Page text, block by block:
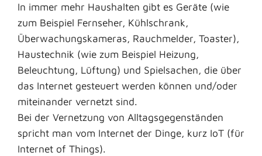
In immer mehr Haushalten gibt es Geräte (wie
zum Beispiel Fernseher, Kühlschrank,
Überwachungskameras, Rauchmelder, Toaster),
Haustechnik (wie zum Beispiel Heizung,
Beleuchtung, Lüftung) und Spielsachen, die über
das Internet gesteuert werden können und/oder
miteinander vernetzt sind.
Bei der Vernetzung von Alltagsgegenständen
spricht man vom Internet der Dinge, kurz IoT (für
Internet of Things).